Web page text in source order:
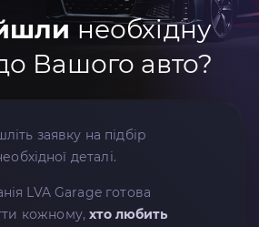
необхідну
Вашого авто?
заявку на підбір
деталі.
LVA Garage готова
кожному,хто любить